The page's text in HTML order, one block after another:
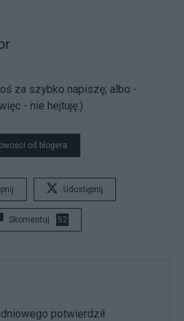
za szybko napiszę; albo -
- nie hejtuję:)
od blogera
Udostępnij
Skomentuj 52
potwierdził